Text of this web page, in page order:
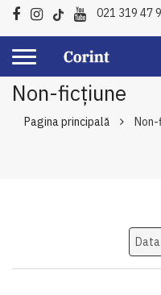
021 319 47
Non-ficțiune
Pagina principală